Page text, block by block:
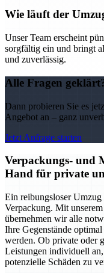
Wie läuft der
Unser Team erscheint
sorgfältig ein und bringt
und zuverlässig.
Alle Fragen
Dann probieren Sie es
Angebot an – ganz
Jetzt Anfrage starten
Verpackungs- und
Hand für private
Ein reibungsloser
Verpackung. Mit
übernehmen wir alle
Ihre Gegenstände
werden. Ob private oder
Leistungen individuell
potenzielle Schäden zu